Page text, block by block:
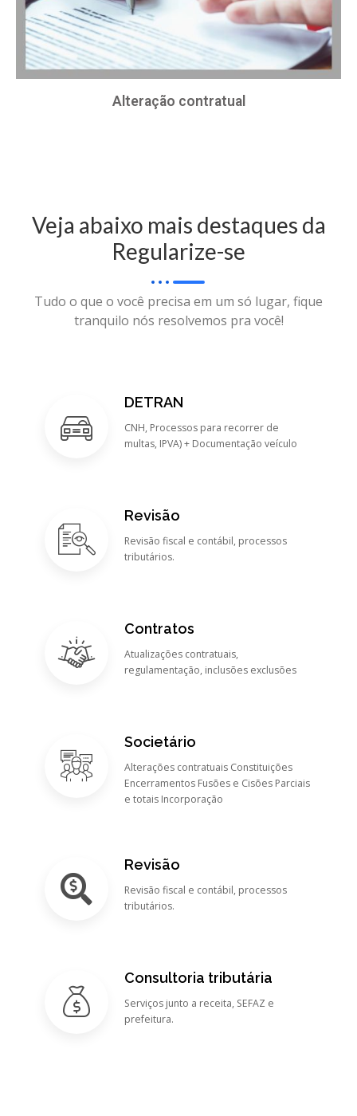
Alteração contratual
Veja abaixo mais destaques da
Regularize-se
Tudo o que o você precisa em um só lugar, fique
tranquilo nós resolvemos pra você!
DETRAN
CNH, Processos para recorrer de
multas, IPVA) + Documentação veículo
Revisão
Revisão fiscal e contábil, processos
tributários.
Contratos
Atualizações contratuais,
regulamentação, inclusões exclusões
Societário
Alterações contratuais Constituições
Encerramentos Fusões e Cisões Parciais
e totais Incorporação
Revisão
Revisão fiscal e contábil, processos
tributários.
Consultoria tributária
Serviços junto a receita, SEFAZ e
prefeitura.